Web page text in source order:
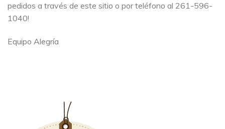
pedidos a través de este sitio o por teléfono al 261-596-
1040!
Equipo Alegría